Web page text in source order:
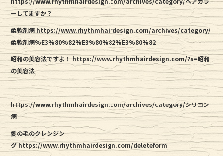
ーしてますか？
柔軟剤病 https://www.rhythmhairdesign.com/archives/category/
柔軟剤病%E3%80%82%E3%80%82%E3%80%82
昭和の美容法ですよ！ https://www.rhythmhairdesign.com/?s=昭和
の美容法
https://www.rhythmhairdesign.com/archives/category/シリコン
病
髪の毛のクレンジン
グ https://www.rhythmhairdesign.com/deleteform